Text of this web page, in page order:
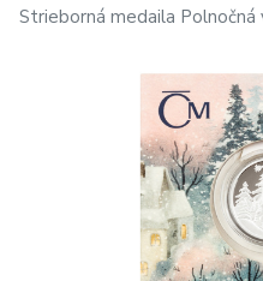
Strieborná medaila Polnočná